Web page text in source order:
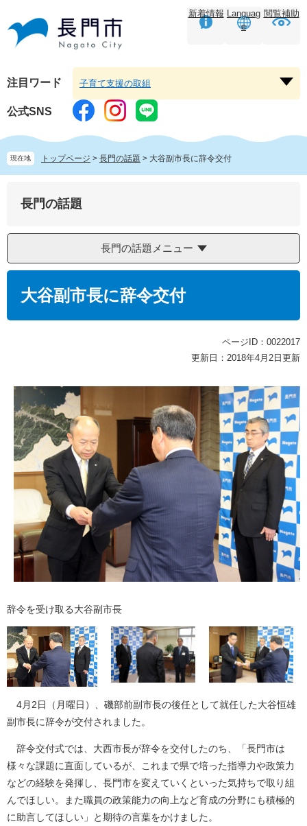
頭
す。
飛
し
本
文
へ
新着情報 Languag
e
閲覧補助
注目ワード
ー
子育て支援の取組
公式SNS
現在地 トップページ > 長門の話題 > 大谷副市長に辞令交付
長門の話題
長門の話題メニュー
大谷副市長に辞令交付
ページID：0022017
更新日：2018年4月2日更新
辞令を受け取る大谷副市長
4月2日（月曜日）、磯部前副市長の後任として就任した大谷恒雄
副市長に辞令が交付されました。
辞令交付式では、大西市長が辞令を交付したのち、「長門市は
様々な課題に直面しているが、これまで県で培った指導力や政策力
などの経験を発揮し、長門市を変えていくといった気持ちで取り組
んでほしい。また職員の政策能力の向上など育成の分野にも積極的
に助言してほしい」と期待の言葉をかけました。